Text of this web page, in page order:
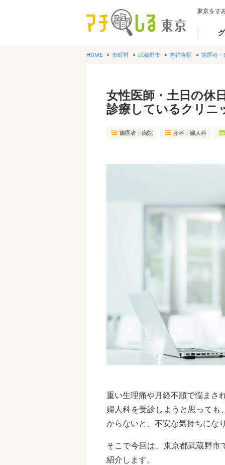
東京をす
HOME 市町村 武蔵野市 吉祥寺駅 歯医者・
女性医師・土日の休
診療しているクリニ
歯医者・病院 産科・婦人科
重い生理痛や月経不順で悩まさ
婦人科を受診しようと思っても
からないと、不安な気持ちにな
そこで今回は、東京都武蔵野
紹介します。